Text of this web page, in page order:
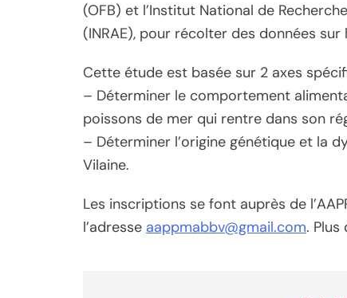
(OFB) et l’Institut National de
(INRAE), pour récolter des données sur
Cette étude est basée sur 2 axes
– Déterminer le comportement
poissons de mer qui rentre dans son
– Déterminer l’origine génétique et la
Vilaine.
Les inscriptions se font auprès de
l’adresse aappmabbv@gmail.com. Plus